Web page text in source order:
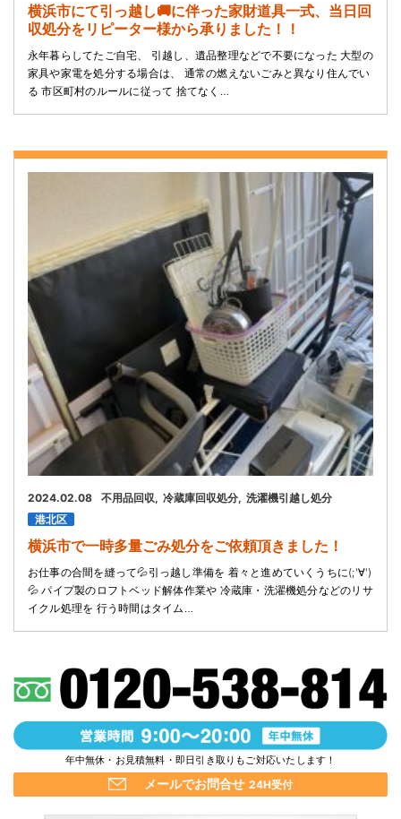
横浜市にて引っ越し🚚に伴った家財道具一式、当日回
収処分をリピーター様から承りました！！
永年暮らしてたご自宅、 引越し、遺品整理などで不要になった 大型の
家具や家電を処分する場合は、 通常の燃えないごみと異なり住んでい
る 市区町村のルールに従って 捨てなく…
2024.02.08 不用品回収 冷蔵庫回収処分 洗濯機引越し処分
港北区
横浜市で一時多量ごみ処分をご依頼頂きました！
お仕事の合間を縫って💦引っ越し準備を 着々と進めていくうちに(;'∀')
💦 パイプ製のロフトベッド解体作業や 冷蔵庫・洗濯機処分などのリサ
イクル処理を 行う時間はタイム…
年中無休・お見積無料・即日引き取りもご対応いたします！
メールでお問合せ 24H受付